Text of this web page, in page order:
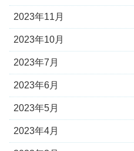
2023年11月
2023年10月
2023年7月
2023年6月
2023年5月
2023年4月